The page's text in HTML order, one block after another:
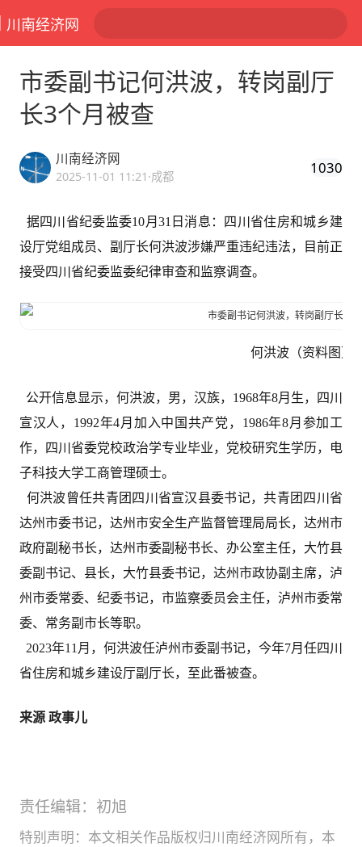
川南经济网
市委副书记何洪波，转岗副厅
长3个月被查
川南经济网
2025-11-01 11:21 ·成都 1030
据四川省纪委监委10月31日消息：四川省住房和城乡建
设厅党组成员、副厅长何洪波涉嫌严重违纪违法，目前正
接受四川省纪委监委纪律审查和监察调查。
何洪波（资料图）
公开信息显示，何洪波，男，汉族，1968年8月生，四川
宣汉人，1992年4月加入中国共产党，1986年8月参加工
作，四川省委党校政治学专业毕业，党校研究生学历，电
子科技大学工商管理硕士。
何洪波曾任共青团四川省宣汉县委书记，共青团四川省
达州市委书记，达州市安全生产监督管理局局长，达州市
政府副秘书长，达州市委副秘书长、办公室主任，大竹县
委副书记、县长，大竹县委书记，达州市政协副主席，泸
州市委常委、纪委书记，市监察委员会主任，泸州市委常
委、常务副市长等职。
2023年11月， 何洪波任泸州市委副书记，今年7月任四川
省住房和城乡建设厅副厅长，至此番被查。
来源 政事儿
责任编辑：初旭
特别声明：本文相关作品版权归川南经济网所有，本